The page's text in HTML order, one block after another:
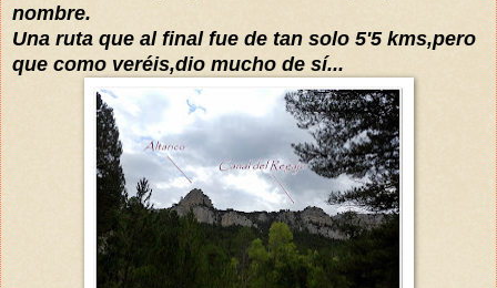
nombre.
Una ruta que al final fue de tan solo 5'5 kms,pero
que como veréis,dio mucho de sí...